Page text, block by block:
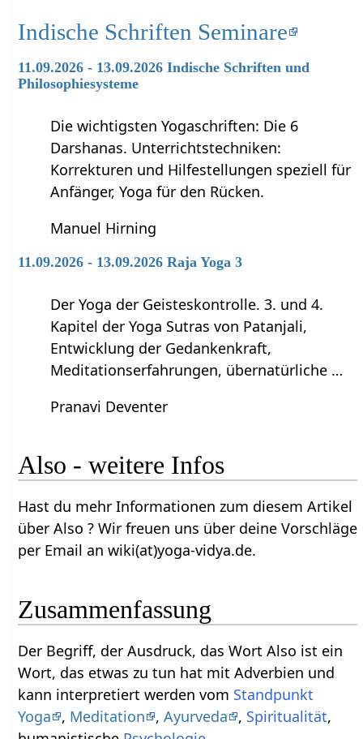
Indische Schriften Seminare
11.09.2026 - 13.09.2026 Indische Schriften und
Philosophiesysteme
Die wichtigsten Yogaschriften: Die 6
Darshanas. Unterrichtstechniken:
Korrekturen und Hilfestellungen speziell für
Anfänger, Yoga für den Rücken.
Manuel Hirning
11.09.2026 - 13.09.2026 Raja Yoga 3
Der Yoga der Geisteskontrolle. 3. und 4.
Kapitel der Yoga Sutras von Patanjali,
Entwicklung der Gedankenkraft,
Meditationserfahrungen, übernatürliche …
Pranavi Deventer
Also‏‎ - weitere Infos
Hast du mehr Informationen zum diesem Artikel
über Also‏‎ ? Wir freuen uns über deine Vorschläge
per Email an wiki(at)yoga-vidya.de.
Zusammenfassung
Der Begriff, der Ausdruck, das Wort Also‏‎ ist ein
Wort, das etwas zu tun hat mit Adverbien und
kann interpretiert werden vom Standpunkt
Yoga
, Meditation ,Ayurveda , Spiritualität,